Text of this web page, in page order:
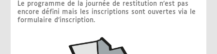
Le programme de la journée de restitution n’est pas
encore défini mais les inscriptions sont ouvertes via le
formulaire d’inscription.